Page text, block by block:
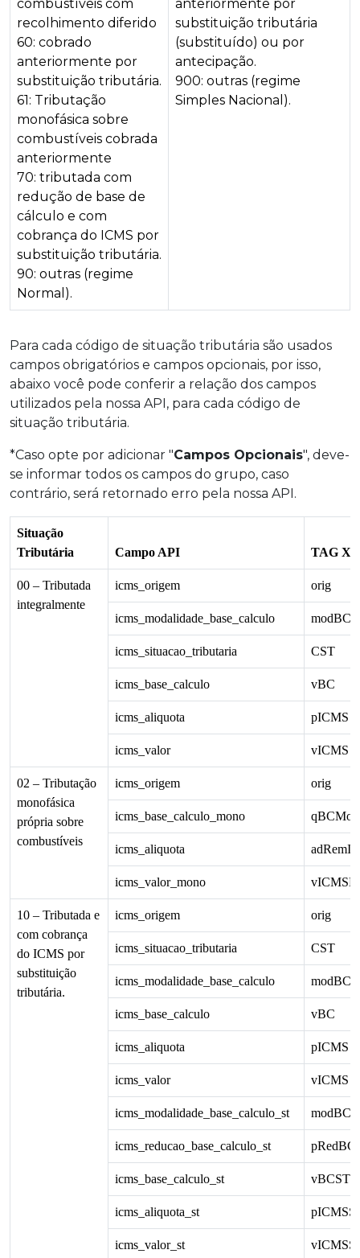
combustíveis com
recolhimento diferido
60: cobrado
anteriormente por
substituição tributária.
61: Tributação
monofásica sobre
combustíveis cobrada
anteriormente
70: tributada com
redução de base de
cálculo e com
cobrança do ICMS por
substituição tributária.
90: outras (regime
Normal).
anteriormente por
substituição tributária
(substituído) ou por
antecipação.
900: outras (regime
Simples Nacional).
Para cada código de situação tributária são usados
campos obrigatórios e campos opcionais, por isso,
abaixo você pode conferir a relação dos campos
utilizados pela nossa API, para cada código de
situação tributária.
*Caso opte por adicionar "Campos Opcionais", deve-
se informar todos os campos do grupo, caso
contrário, será retornado erro pela nossa API.
Situação
Tributária
Campo API TAG
00 – Tributada
integralmente
icms_origem orig
icms_modalidade_base_calculo modBC
icms_situacao_tributaria CST
icms_base_calculo vBC
icms_aliquota pICMS
icms_valor vICMS
02 – Tributação
monofásica
própria sobre
combustíveis
icms_origem orig
icms_base_calculo_mono
icms_aliquota
icms_valor_mono
10 – Tributada e
com cobrança
do ICMS por
substituição
tributária.
icms_origem orig
icms_situacao_tributaria CST
icms_modalidade_base_calculo modBC
icms_base_calculo vBC
icms_aliquota pICMS
icms_valor vICMS
icms_modalidade_base_calculo_st
icms_reducao_base_calculo_st
icms_base_calculo_st vBCST
icms_aliquota_st
icms_valor_st